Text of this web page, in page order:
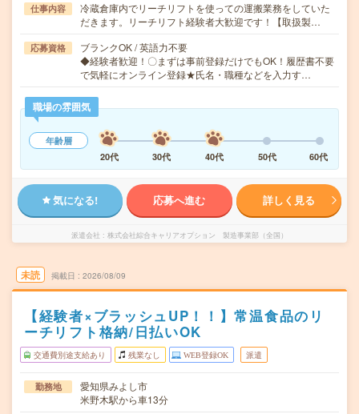
仕事内容
冷蔵倉庫内でリーチリフトを使っての運搬業務をしていた
だきます。リーチリフト経験者大歓迎です！【取扱製…
応募資格
ブランクOK / 英語力不要
◆経験者歓迎！〇まずは事前登録だけでもOK！履歴書不要
で気軽にオンライン登録★氏名・職種などを入力す…
職場の雰囲気
年齢層
20代
30代 40代 50代 60代
気になる! 応募へ進む 詳しく見る
派遣会社 株式会社綜合キャリアオプション 製造事業部（全国）
未読 掲載日 2026/08/09
【経験者×ブラッシュUP！！】常温食品のリ
ーチリフト格納/日払いOK
交通費別途支給あり 残業なし WEB登録OK 派遣
勤務地
愛知県みよし市
米野木駅から車13分